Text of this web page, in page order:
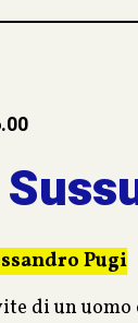
Pugi
di un